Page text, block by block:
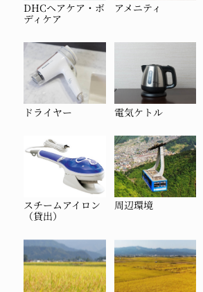
DHCヘアケア・ボ
ディケア
アメニティ
ドライヤー 電気ケトル
スチームアイロン
（貸出）
周辺環境